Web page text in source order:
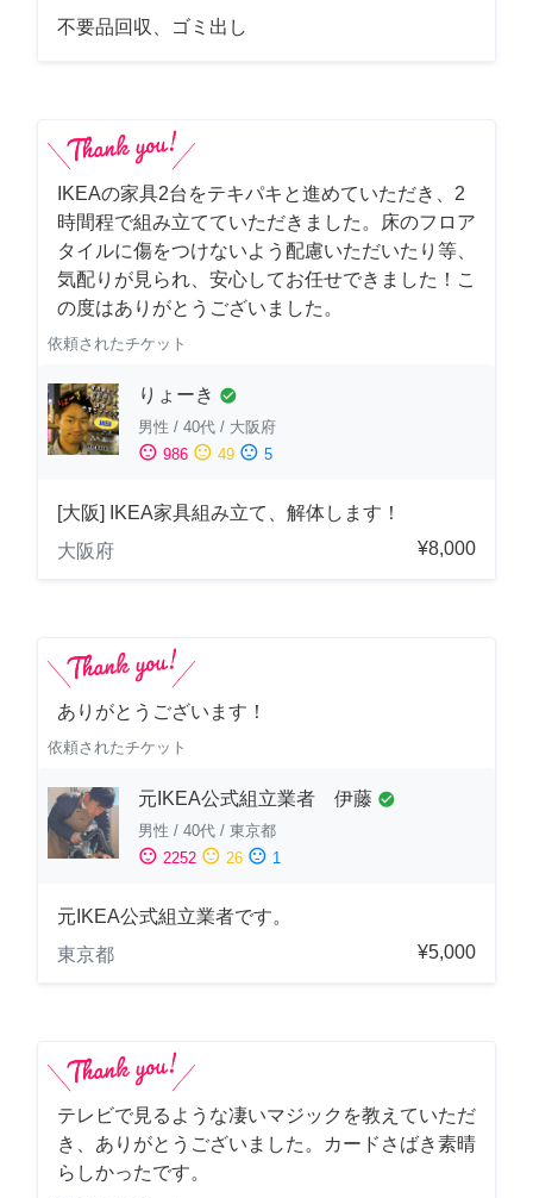
不要品回収、ゴミ出し
IKEAの家具2台をテキパキと進めていただき、2
時間程で組み立てていただきました。床のフロア
タイルに傷をつけないよう配慮いただいたり等、
気配りが見られ、安心してお任せできました！こ
の度はありがとうございました。
依頼されたチケット
りょーき check_circle
男性 / 40代 / 大阪府
sentiment_satisfied 986 sentiment_neutral 49 sentiment_dissatisfied 5
[大阪] IKEA家具組み立て、解体します！
大阪府
¥8,000
ありがとうございます！
依頼されたチケット
元IKEA公式組立業者 伊藤 check_circle
男性 / 40代 / 東京都
sentiment_satisfied 2252 sentiment_neutral 26 sentiment_dissatisfied 1
元IKEA公式組立業者です。
東京都
¥5,000
テレビで見るような凄いマジックを教えていただ
き、ありがとうございました。カードさばき素晴
らしかったです。